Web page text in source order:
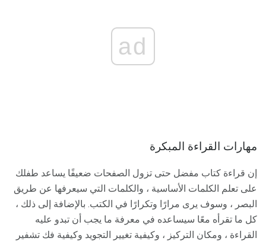
ad
مهارات القراءة المبكرة
إن قراءة كتاب مفضل حتى تزول الصفحات ضعيفًا يساعد طفلك
على تعلم الكلمات الأساسية ، والكلمات التي سيعرفها عن طريق
البصر ، وسوف يرى مرارًا وتكرارًا في الكتب. بالإضافة إلى ذلك ،
كل ما تقرأه معًا سيساعده في معرفة ما يجب أن تبدو عليه
القراءة ، ومكان التركيز ، وكيفية تغيير التجويد وكيفية فك تشفير